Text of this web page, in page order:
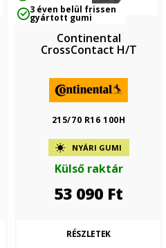
3 éven belül frissen
gyártott gumi
Continental
CrossContact H/T
215/70 R16 100H
NYÁRI GUMI
Külső raktár
53 090 Ft
RÉSZLETEK